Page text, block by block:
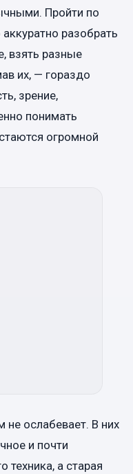
Пройти по
разобрать
взять разные
их, — гораздо
зрение,
понимать
огромной
не ослабевает. В них
и почти
техника, а старая